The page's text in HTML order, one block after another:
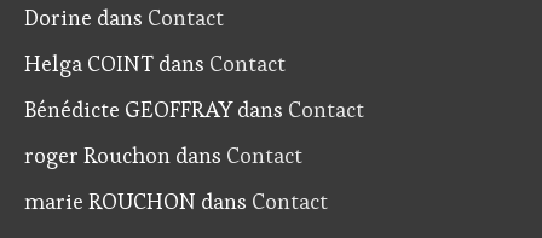
Dorine dans Contact
Helga COINT dans Contact
Bénédicte GEOFFRAYdans Contact
roger Rouchon dans Contact
marie ROUCHON dans Contact